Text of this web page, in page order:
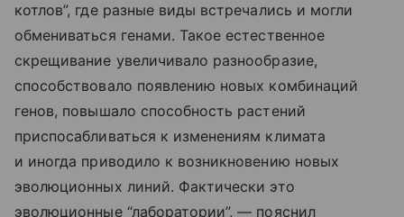
котлов”, где разные виды встречались и могли
обмениваться генами. Такое естественное
скрещивание увеличивало разнообразие,
способствовало появлению новых комбинаций
генов, повышало способность растений
приспосабливаться к изменениям климата
и иногда приводило к возникновению новых
эволюционных линий. Фактически это
эволюционные “лаборатории”, — пояснил